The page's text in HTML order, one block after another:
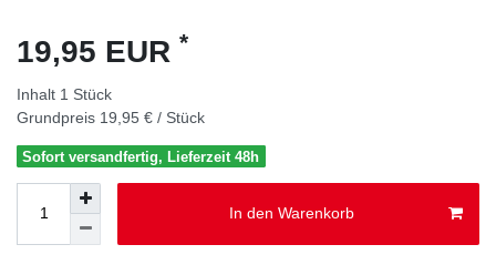
19,95 EUR *
Inhalt 1 Stück
Grundpreis 19,95 € / Stück
Sofort versandfertig, Lieferzeit 48h
In den Warenkorb